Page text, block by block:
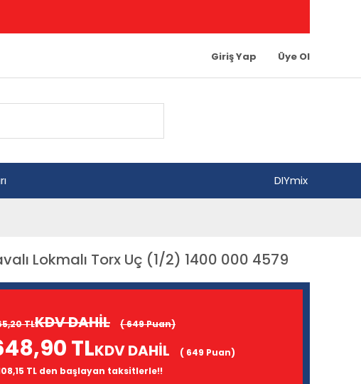
Giriş Yap Üye Ol
DIYmix
Lokmalı Torx Uç (1/2) 1400 000 4579
TLKDV DAHİL ( 649 Puan)
TLKDV DAHİL
( 649 Puan)
TL den başlayan taksitlerle!!